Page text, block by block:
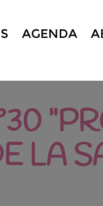
AGENDA
LA